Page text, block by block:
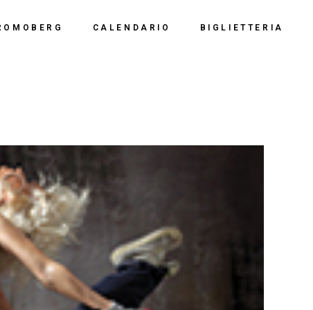
CALENDARIO
Calendario 2020
Calendario 2019
BIGLIETTERIA
Calendario 2026
Calendario 2021
Calendario 2020
Calendario 2019
Polo Espositivo